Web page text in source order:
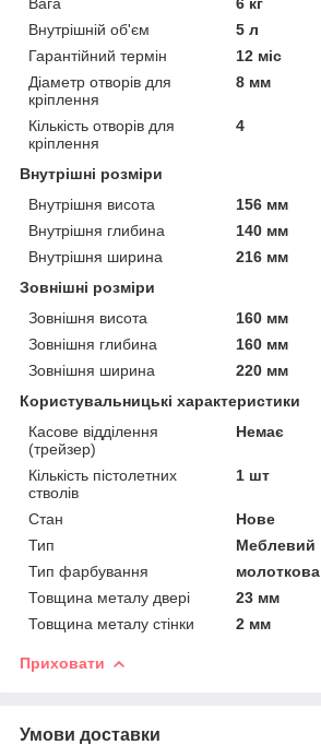
Внутрішній об'єм
5 л
Гарантійний термін
12 міс
Діаметр отворів для
кріплення
8 мм
Кількість отворів для
кріплення
4
Внутрішні розміри
Внутрішня висота
156 мм
Внутрішня глибина
140 мм
Внутрішня ширина
216 мм
Зовнішні розміри
Зовнішня висота
160 мм
Зовнішня глибина
160 мм
Зовнішня ширина
220 мм
Користувальницькі характеристики
Касове відділення
(трейзер)
Немає
Кількість пістолетних
стволів
1 шт
Стан
Нове
Тип
Меблевий
Тип фарбування
молоткова
Товщина металу двері
23 мм
Товщина металу стінки
2 мм
Приховати
Умови доставки